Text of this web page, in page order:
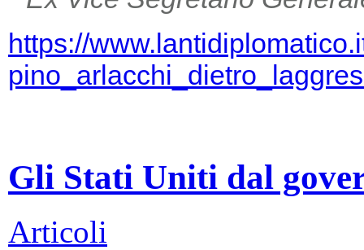
https://
Gli Stati Uniti dal
Articoli